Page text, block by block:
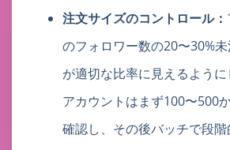
注文サイズのコントロール：
のフォロワー数の20〜30%
が適切な比率に見えるよう
アカウントはまず100〜500
確認し、その後バッチで段階